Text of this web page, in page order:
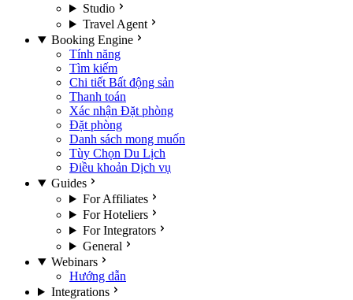
Studio
Travel Agent
Booking Engine
Tính năng
Tìm kiếm
Chi tiết Bất động sản
Thanh toán
Xác nhận Đặt phòng
Đặt phòng
Danh sách mong muốn
Tùy Chọn Du Lịch
Điều khoản Dịch vụ
Guides
For Affiliates
For Hoteliers
For Integrators
General
Webinars
Hướng dẫn
Integrations